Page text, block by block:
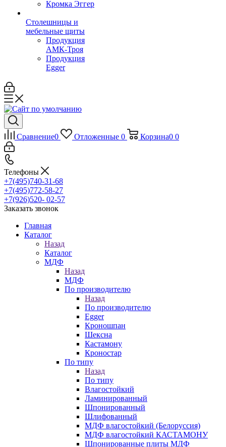
Кромка Эггер
Столешницы и
мебельные щиты
Продукция
АМК-Троя
Продукция
Egger
Сравнение0 Отложенные 0 Корзина0 0
Телефоны
+7(495)740-31-68
+7(495)772-58-27
+7(926)520- 02-57
Заказать звонок
Главная
Каталог
Назад
Каталог
МДФ
Назад
МДФ
По производителю
Назад
По производителю
Egger
Кроношпан
Шексна
Кастамону
Кроностар
По типу
Назад
По типу
Влагостойкий
Ламинированный
Шпонированный
Шлифованный
МДФ влагостойкий (Белоруссия)
МДФ влагостойкий КАСТАМОНУ
Шпонированные плиты МДФ